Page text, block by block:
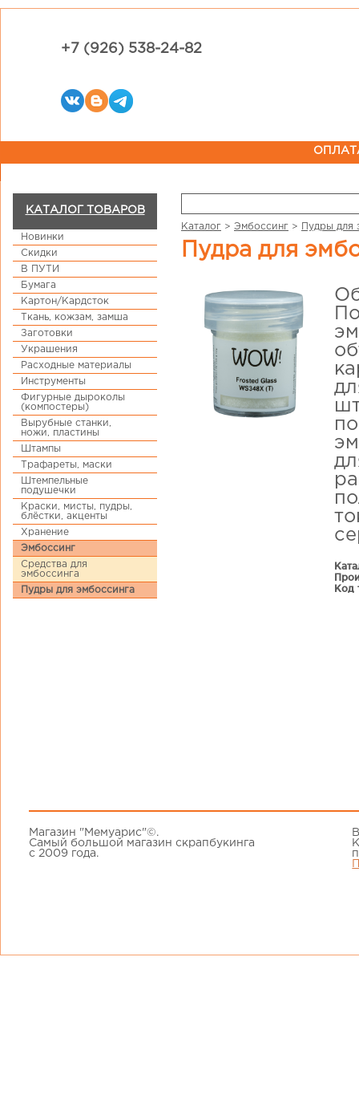
+7 (926) 538-24-82
КАТАЛОГ ТОВАРОВ
Новинки
Скидки
В ПУТИ
Бумага
Картон/Кардсток
Ткань, кожзам, замша
Заготовки
Украшения
Расходные материалы
Инструменты
Фигурные дыроколы
(компостеры)
Вырубные станки,
ножи, пластины
Штампы
Трафареты, маски
Штемпельные
подушечки
Краски, мисты, пудры,
блёстки, акценты
Хранение
Эмбоссинг
Средства для
эмбоссинга
Пудры для эмбоссинга
Каталог > Эмбоссинг > Пудры для
Пудра для
Код
Магазин "Мемуарис"©.
Самый большой магазин скрапбукинга
с 2009 года.